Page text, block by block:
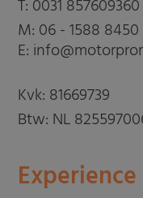
T: 0031
M: 06 - 1588
E:
Kvk: 81669739
Btw: NL